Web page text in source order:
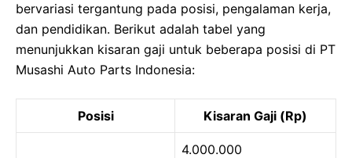
bervariasi tergantung pada posisi, pengalaman kerja,
dan pendidikan. Berikut adalah tabel yang
menunjukkan kisaran gaji untuk beberapa posisi di PT
Musashi Auto Parts Indonesia:
Posisi Kisaran Gaji (Rp)
4.000.000